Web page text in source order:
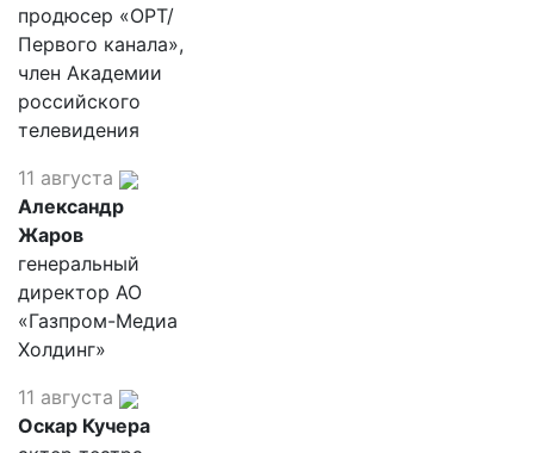
продюсер «ОРТ/
Первого канала»,
член Академии
российского
телевидения
11 августа
Александр
Жаров
генеральный
директор АО
«Газпром-Медиа
Холдинг»
11 августа
Оскар Кучера